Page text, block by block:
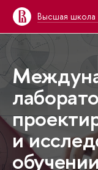
Высшая школа
и
обучении